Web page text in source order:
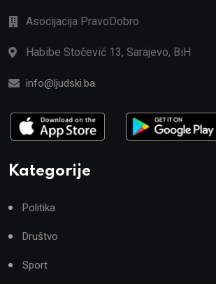
Asocijacija PravoDobro
Habibe Stočević 13, Sarajevo, BiH
info@ljudski.ba
Kategorije
Politika
Društvo
Sport